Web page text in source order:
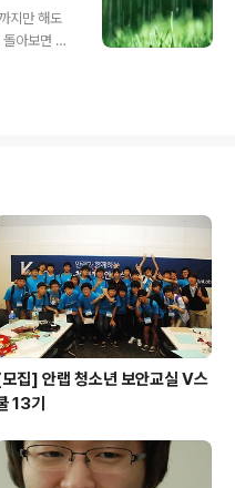
의 반도체
을, 캘리포
가 거의 없
지만 해도
아보면 정
야속하기
에나처럼
가 점점 추
기가 코를 두
생명이 꿈틀
. 떠나보낸 연
[모집] 안랩 청소년 보안교실 V스
13기